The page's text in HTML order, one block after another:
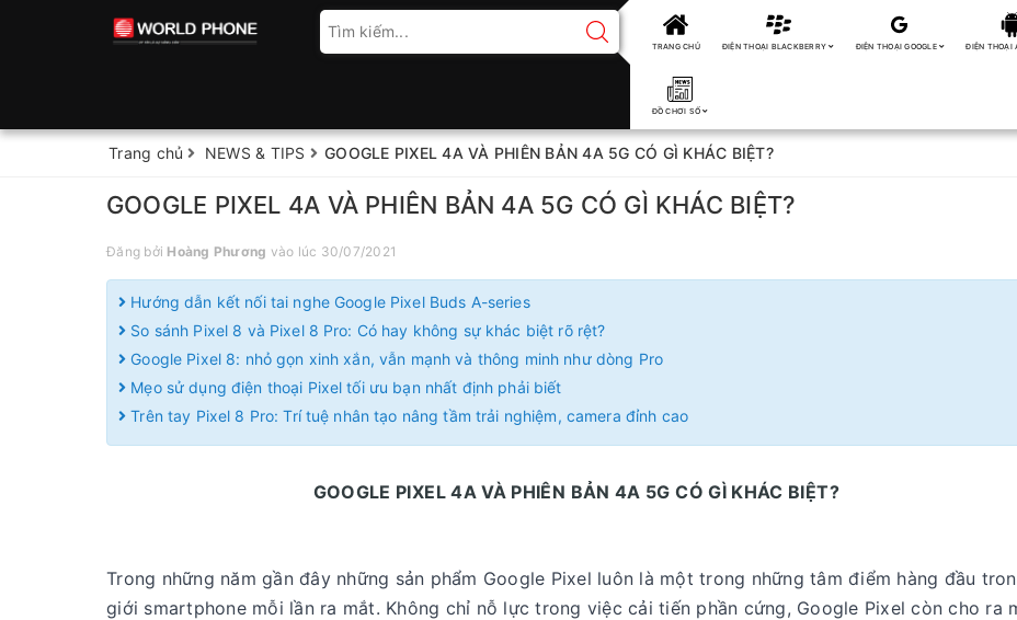
TRANG CHỦ ĐIỆN THOẠI BLACKBERRY ĐIỆN THOẠI GOOGLE ĐIỆN THOẠI
ĐỒ CHƠI SỐ
Trang chủ NEWS & TIPS GOOGLE PIXEL 4A VÀ PHIÊN BẢN 4A 5G CÓ GÌ KHÁC BIỆT?
GOOGLE PIXEL 4A VÀ PHIÊN BẢN 4A 5G CÓ GÌ KHÁC BIỆT?
Đăng bởi Hoàng Phương vào lúc 30/07/2021
Hướng dẫn kết nối tai nghe Google Pixel Buds A-series
So sánh Pixel 8 và Pixel 8 Pro: Có hay không sự khác biệt rõ rệt?
Google Pixel 8: nhỏ gọn xinh xắn, vẫn mạnh và thông minh như dòng Pro
Mẹo sử dụng điện thoại Pixel tối ưu bạn nhất định phải biết
Trên tay Pixel 8 Pro: Trí tuệ nhân tạo nâng tầm trải nghiệm, camera đỉnh cao
GOOGLE PIXEL 4A VÀ PHIÊN BẢN 4A 5G CÓ GÌ KHÁC BIỆT?
Trong những năm gần đây những sản phẩm Google Pixel luôn là một trong những tâm điểm hàng đầu
giới smartphone mỗi lần ra mắt. Không chỉ nỗ lực trong việc cải tiến phần cứng, Google Pixel còn cho ra